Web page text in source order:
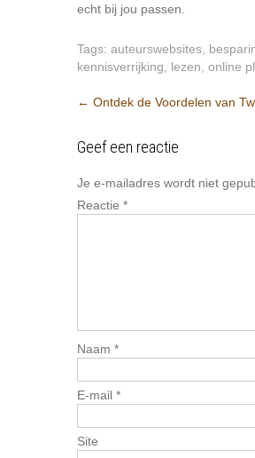
echt bij jou passen.
Tags: auteurswebsites
kennisverrijking
lezen online
Post
← Ontdek de Voordelen van
Geef een reactie
Je e-mailadres wordt niet
Reactie *
Naam *
E-mail *
Site